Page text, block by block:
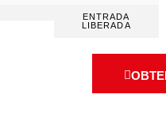
ENTRADA
LIBERADA